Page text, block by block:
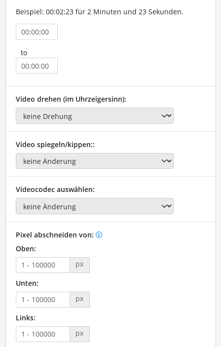
Beispiel: 00:02:23 für 2 Minuten und 23 Sekunden.
to
Video drehen (im Uhrzeigersinn):
Video spiegeln/kippen::
Videocodec auswählen:
Pixel abschneiden von:
Oben:
px
Unten:
px
Links:
px